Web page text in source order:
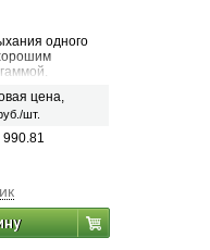
одного
высокой
оказывает
цена,
шт.
990.81